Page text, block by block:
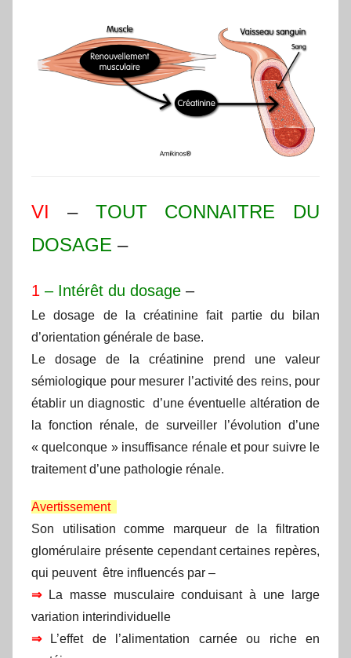
VI – TOUT CONNAITRE DU
DOSAGE –
1 – Intérêt du dosage –
Le dosage de la créatinine fait partie du bilan
d’orientation générale de base.
Le dosage de la créatinine prend une valeur
sémiologique pour mesurer l’activité des reins, pour
établir un diagnostic d’une éventuelle altération de
la fonction rénale, de surveiller l’évolution d’une
« quelconque » insuffisance rénale et pour suivre le
traitement d’une pathologie rénale.
Avertissement
Son utilisation comme marqueur de la filtration
glomérulaire présente cependant certaines repères,
qui peuvent être influencés par –
⇒La masse musculaire conduisant à une large
variation interindividuelle
⇒L’effet de l’alimentation carnée ou riche en